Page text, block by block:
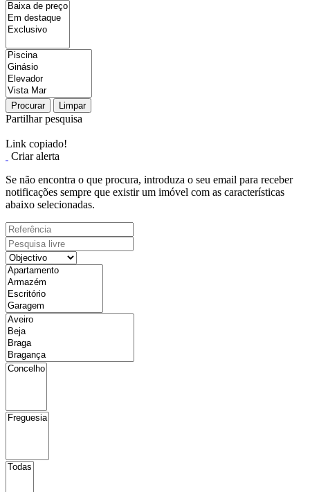
Procurar Limpar
Partilhar pesquisa
Link copiado!
Criar alerta
Se não encontra o que procura, introduza o seu email para receber
notificações sempre que existir um imóvel com as características
abaixo selecionadas.